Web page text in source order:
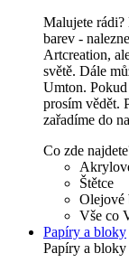
Malujete
barev -
Artcreation,
světě. Dále
Umton.
prosím vědět.
zařadíme do
Co zde
Štětce
Olejové
Vše co
Papíry a bloky
Papíry a bloky